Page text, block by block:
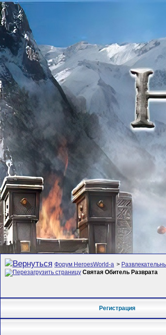
Форум HeroesWorld-а >
Святая Обитель Разврата
Регистрация